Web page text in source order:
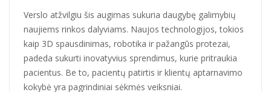
Verslo atžvilgiu šis augimas sukuria daugybę galimybių
naujiems rinkos dalyviams. Naujos technologijos, tokios
kaip 3D spausdinimas, robotika ir pažangūs protezai,
padeda sukurti inovatyvius sprendimus, kurie pritraukia
pacientus. Be to, pacientų patirtis ir klientų aptarnavimo
kokybė yra pagrindiniai sėkmės veiksniai.